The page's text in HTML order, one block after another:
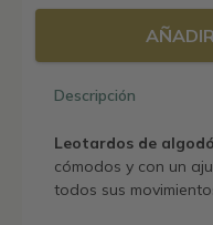
era:
18,90€.
Descripción
Leotardos de
cómodos y con un
todos sus